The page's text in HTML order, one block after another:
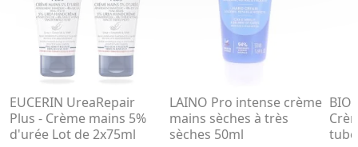
EUCERIN UreaRepair
Plus - Crème mains 5%
d'urée Lot de 2x75ml
LAINO Pro intense crème
mains sèches à très
sèches 50ml